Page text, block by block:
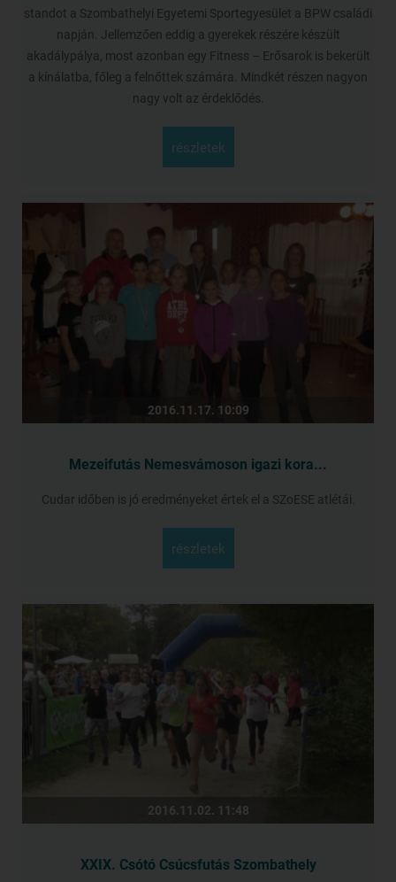
standot a Szombathelyi Egyetemi Sportegyesület a BPW családi
napján. Jellemzően eddig a gyerekek részére készült
akadálypálya, most azonban egy Fitness – Erősarok is bekerült
a kínálatba, főleg a felnőttek számára. Mindkét részen nagyon
nagy volt az érdeklődés.
részletek
2016.11.17. 10:09
Mezeifutás Nemesvámoson igazi kora...
Cudar időben is jó eredményeket értek el a SZoESE atlétái.
részletek
2016.11.02. 11:48
XXIX. Csótó Csúcsfutás Szombathely